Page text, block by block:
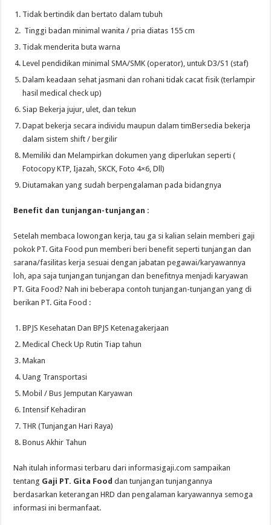
Tidak bertindik dan bertato dalam tubuh
Tinggi badan minimal wanita / pria diatas 155 cm
Tidak menderita buta warna
Level pendidikan minimal SMA/SMK (operator), untuk D3/S1 (staf)
Dalam keadaan sehat jasmani dan rohani tidak cacat fisik (terlampir
hasil medical check up)
Siap Bekerja jujur, ulet, dan tekun
Dapat bekerja secara individu maupun dalam timBersedia bekerja
dalam sistem shift / bergilir
Memiliki dan Melampirkan dokumen yang diperlukan seperti (
Fotocopy KTP, Ijazah, SKCK, Foto 4×6, Dll)
Diutamakan yang sudah berpengalaman pada bidangnya
Benefit dan tunjangan-tunjangan :
Setelah membaca lowongan kerja, tau ga si kalian selain memberi gaji
pokok PT. Gita Food pun memberi beri benefit seperti tunjangan dan
sarana/fasilitas kerja sesuai dengan jabatan pegawai/karyawannya
loh, apa saja tunjangan tunjangan dan benefitnya menjadi karyawan
PT. Gita Food? Nah ini beberapa contoh tunjangan-tunjangan yang di
berikan PT. Gita Food :
BPJS Kesehatan Dan BPJS Ketenagakerjaan
Medical Check Up Rutin Tiap tahun
Makan
Uang Transportasi
Mobil / Bus Jemputan Karyawan
Intensif Kehadiran
THR (Tunjangan Hari Raya)
Bonus Akhir Tahun
Nah itulah informasi terbaru dari informasigaji.com sampaikan
tentang Gaji PT. Gita Fooddan tunjangan tunjangannya
berdasarkan keterangan HRD dan pengalaman karyawannya semoga
informasi ini bermanfaat.